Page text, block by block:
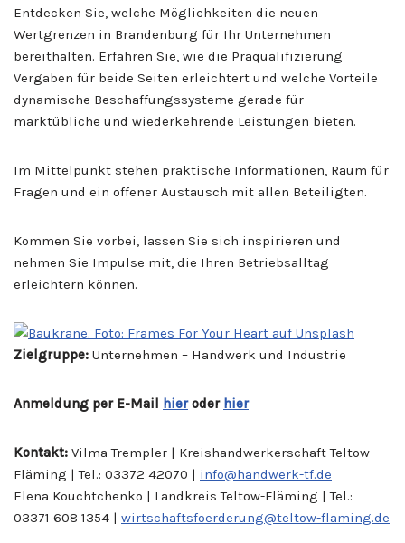
Entdecken Sie, welche Möglichkeiten die neuen
Wertgrenzen in Brandenburg für Ihr Unternehmen
bereithalten. Erfahren Sie, wie die Präqualifizierung
Vergaben für beide Seiten erleichtert und welche Vorteile
dynamische Beschaffungssysteme gerade für
marktübliche und wiederkehrende Leistungen bieten.
Im Mittelpunkt stehen praktische Informationen, Raum für
Fragen und ein offener Austausch mit allen Beteiligten.
Kommen Sie vorbei, lassen Sie sich inspirieren und
nehmen Sie Impulse mit, die Ihren Betriebsalltag
erleichtern können.
Zielgruppe: Unternehmen – Handwerk und Industrie
Anmeldung per E-Mail hieroder hier
Kontakt: Vilma Trempler | Kreishandwerkerschaft Teltow-
Fläming | Tel.: 03372 42070 | info@handwerk-tf.de
Elena Kouchtchenko | Landkreis Teltow-Fläming | Tel.:
03371 608 1354 | wirtschaftsfoerderung@teltow-flaming.de